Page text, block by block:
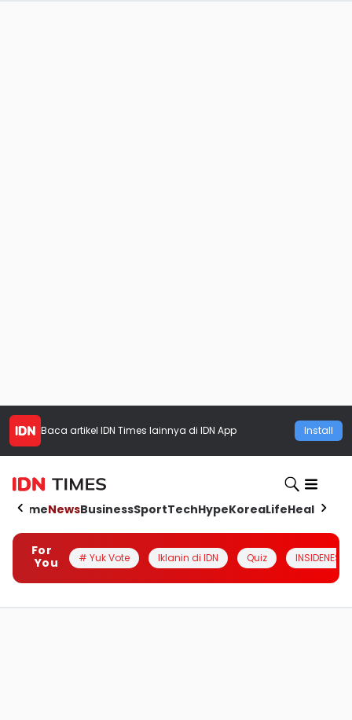
Baca artikel IDN Times lainnya di IDN App Install
HomeNewsBusinessSportTechHypeKoreaLifeHealth
For
You
# Yuk Vote Iklanin di IDN Quiz INSIDENESIA